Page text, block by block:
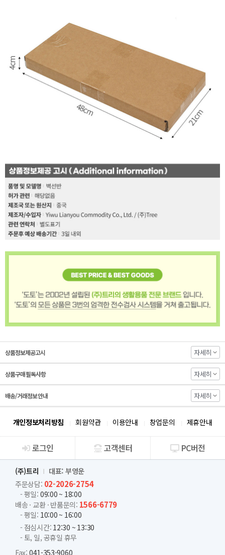
상품정보제공고시 자세히
상품구매 필독사항 자세히
배송/거래정보 안내 자세히
개인정보처리방침 회원약관 이용안내 창업문의 제휴안내
회사소개
로그인 고객센터 PC버전
(주)트리
대표: 부영운
주문상담: 02-2026-2754
- 평일: 09:00 ~ 18:00
배송 · 교환 · 반품문의: 1566-6779
- 평일: 10:00 ~ 16:00
- 점심시간: 12:30 ~ 13:30
- 토, 일, 공휴일 휴무
Fax: 041-353-9060